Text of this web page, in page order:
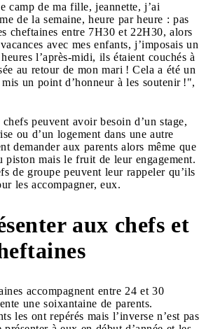
camp de ma fille, jeannette, j’ai
de la semaine, heure par heure : pas
cheftaines entre 7H30 et 22H30, alors
avec mes enfants, j’imposais un
l’après-midi, ils étaient couchés à
au retour de mon mari ! Cela a été un
un point d’honneur à les soutenir !",
peuvent avoir besoin d’un stage,
ou d’un logement dans une autre
demander aux parents alors même que
piston mais le fruit de leur engagement.
de groupe peuvent leur rappeler qu’ils
les accompagner, eux.
aux chefs et
accompagnent entre 24 et 30
une soixantaine de parents.
les ont repérés mais l’inverse n’est pas